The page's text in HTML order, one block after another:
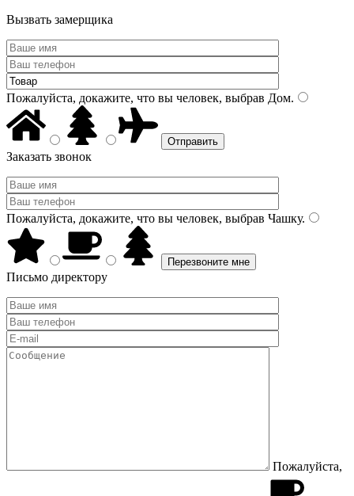
Вызвать замерщика
Пожалуйста, докажите, что вы человек, выбрав Дом.
Заказать звонок
Пожалуйста, докажите, что вы человек, выбрав Чашку.
Письмо директору
Пожалуйста,